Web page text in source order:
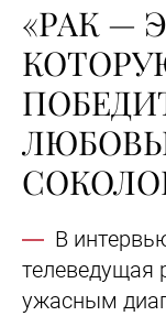
«РАК —
В
телеведущая
ужасным